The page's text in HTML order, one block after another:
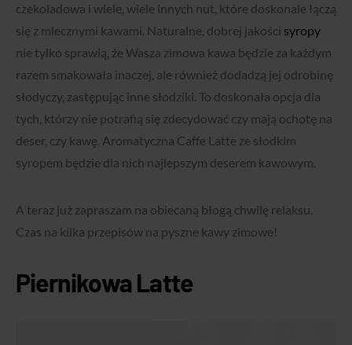
czekoladowa i wiele, wiele innych nut, które doskonale łączą
się z mlecznymi kawami. Naturalne, dobrej jakości syropy
nie tylko sprawią, że Wasza zimowa kawa będzie za każdym
razem smakowała inaczej, ale również dodadzą jej odrobinę
słodyczy, zastępując inne słodziki. To doskonała opcja dla
tych, którzy nie potrafią się zdecydować czy mają ochotę na
deser, czy kawę. Aromatyczna Caffe Latte ze słodkim
syropem będzie dla nich najlepszym deserem kawowym.
A teraz już zapraszam na obiecaną błogą chwilę relaksu.
Czas na kilka przepisów na pyszne kawy zimowe!
Piernikowa Latte